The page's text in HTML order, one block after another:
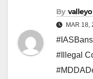
By
MAR 18,
#Illegal